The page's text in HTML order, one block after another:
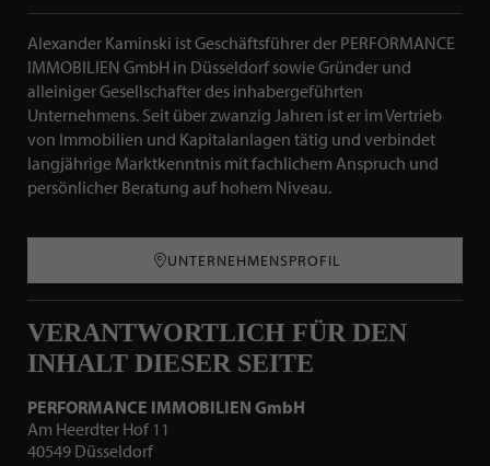
KURZBESCHREIBUNG ÜBER
Alexander Kaminski ist Geschäftsführer der PERFORMANCE
IMMOBILIEN GmbH in Düsseldorf sowie Gründer und
alleiniger Gesellschafter des inhabergeführten
Unternehmens. Seit über zwanzig Jahren ist er im Vertrieb
von Immobilien und Kapitalanlagen tätig und verbindet
langjährige Marktkenntnis mit fachlichem Anspruch und
persönlicher Beratung auf hohem Niveau.
UNTERNEHMENSPROFIL
VERANTWORTLICH FÜR DEN
INHALT DIESER SEITE
PERFORMANCE IMMOBILIEN GmbH
Am Heerdter Hof 11
40549 Düsseldorf